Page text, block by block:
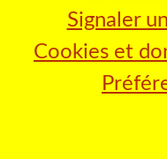
Signaler
Cookies et